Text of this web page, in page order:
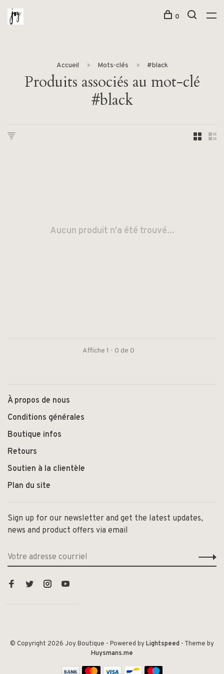
0
Accueil Mots-clés #black
Produits associés au mot-clé
#black
Aucun produit n'a été trouvé...
Affiche 1 - 0 de 0
À propos de nous
Conditions générales
Boutique infos
Retours
Soutien à la clientèle
Plan du site
Sign up for our newsletter and get the latest updates,
news and product offers via email
© Copyright 2026 Joy Boutique - Powered byLightspeed - Theme by
Huysmans.me